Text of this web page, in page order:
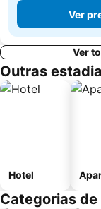
Ver
Ver
Outras
Hotel
Categorias